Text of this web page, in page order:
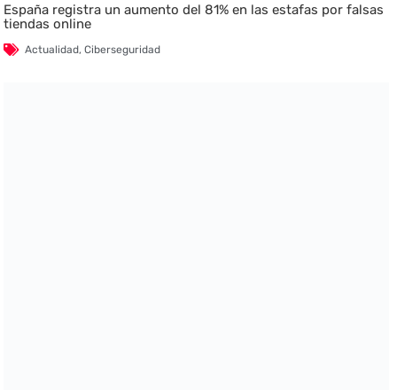
España registra un aumento del 81% en las estafas por falsas
tiendas online
Actualidad,Ciberseguridad